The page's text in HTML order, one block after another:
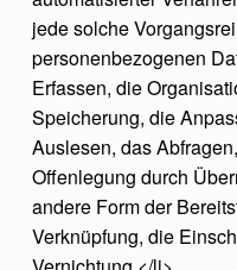
jede solche
personenbezogenen
Erfassen, die
Speicherung, die
Auslesen, das
Offenlegung durch
andere Form der
Verknüpfung, die